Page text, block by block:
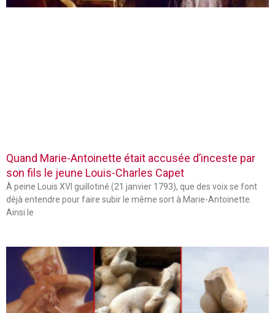
Quand Marie-Antoinette était accusée d’inceste par
son fils le jeune Louis-Charles Capet
À peine Louis XVI guillotiné (21 janvier 1793), que des voix se font
déjà entendre pour faire subir le même sort à Marie-Antoinette.
Ainsi le